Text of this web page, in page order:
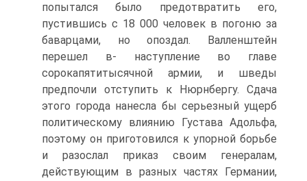
попытался было предот­вратить его,
пустившись с 18 000 человек в погоню за
баварцами, но опоздал. Валленштейн
перешел в- на­ступление во главе
сорокапятитысячной армии, и шведы
предпочли отступить к Нюрнбергу. Сдача
этого города нанесла бы серьезный ущерб
политиче­скому влиянию Густава Адольфа,
поэтому он приго­товился к упорной борьбе
и разослал приказ своим генералам,
действующим в разных частях Германии,